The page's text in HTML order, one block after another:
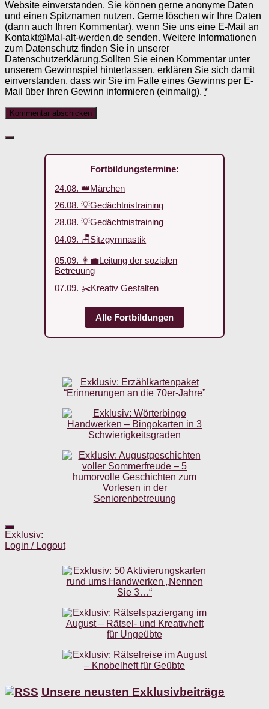
Website einverstanden. Sie können gerne anonyme Daten
und einen Spitznamen nutzen. Gerne löschen wir Ihre Daten
(dann auch Ihren Kommentar), wenn Sie uns eine E-Mail an
Kontakt@Mal-alt-werden.de senden. Weitere Informationen
zum Datenschutz finden Sie in unserer
Datenschutzerklärung.Sollten Sie einen Kommentar unter
unserem Gewinnspiel hinterlassen, erklären Sie sich damit
einverstanden, dass wir Sie im Falle eines Gewinns per E-
Mail über Ihren Gewinn informieren (einmalig). *
Fortbildungstermine:
24.08. 👑Märchen
26.08. 💡Gedächtnistraining
28.08. 💡Gedächtnistraining
04.09. 🪑Sitzgymnastik
05.09. 👩‍💼Leitung der sozialen
Betreuung
07.09. ✂️Kreativ Gestalten
Alle Fortbildungen
Exklusiv:
Login / Logout
Unsere neusten Exklusivbeiträge